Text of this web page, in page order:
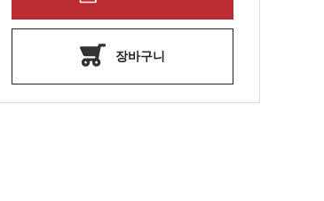
장바구니